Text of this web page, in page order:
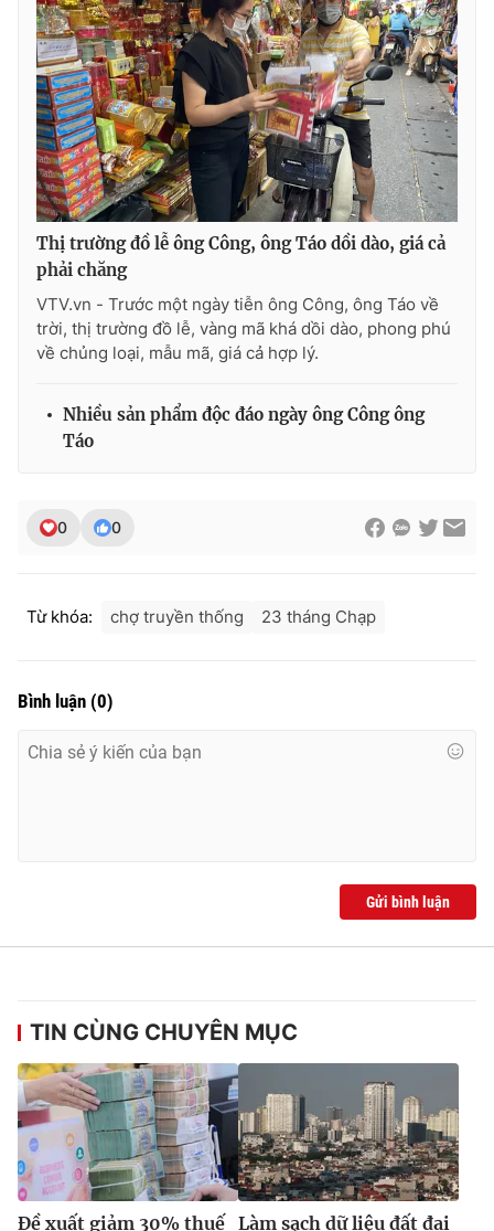
Ðiện thoại Thời báo VTV:024.66 897 897
Email:toasoan@vtv.vn
Liên hệ quảng cáo:024-7300.7108
thuận bằng văn bản. Ghi rõ nguồn VTV.vn khi phát hành lại
thông tin từ website này.
Thị trường đồ lễ ông Công, ông Táo dồi dào, giá cả
phải chăng
VTV.vn - Trước một ngày tiễn ông Công, ông Táo về
trời, thị trường đồ lễ, vàng mã khá dồi dào, phong phú
về chủng loại, mẫu mã, giá cả hợp lý.
Nhiều sản phẩm độc đáo ngày ông Công ông
Táo
0 0
Từ khóa: chợ truyền thống 23 tháng Chạp
Bình luận (0)
Gửi bình luận
TIN CÙNG CHUYÊN MỤC
Đề xuất giảm 30% thuế Làm sạch dữ liệu đất đai